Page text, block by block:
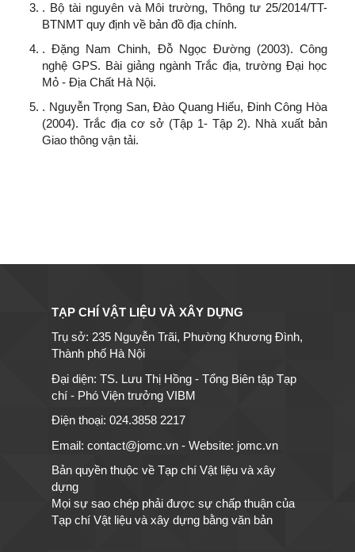
. Bộ tài nguyên và Môi trường, Thông tư 25/2014/TT-
BTNMT quy định về bản đồ địa chính.
. Đặng Nam Chinh, Đỗ Ngọc Đường (2003). Công
nghệ GPS. Bài giảng ngành Trắc địa, trường Đại học
Mỏ - Địa Chất Hà Nội.
. Nguyễn Trọng San, Đào Quang Hiếu, Đinh Công Hòa
(2004). Trắc địa cơ sở (Tập 1- Tập 2). Nhà xuất bản
Giao thông vận tải.
TẠP CHÍ VẬT LIỆU VÀ XÂY DỰNG
Trụ sở: 235 Nguyễn Trãi, Phường Khương Đình,
Thành phố Hà Nội
Đại diện: TS. Lưu Thị Hồng - Tổng Biên tập Tạp
chí - Phó Viện trưởng VIBM
Điện thoại: 024.3858 2217
Email: contact@jomc.vn - Website: jomc.vn
Bản quyền thuộc về Tạp chí Vật liệu và xây
dựng
Mọi sự sao chép phải được sự chấp thuận của
Tạp chí Vật liệu và xây dựng bằng văn bản